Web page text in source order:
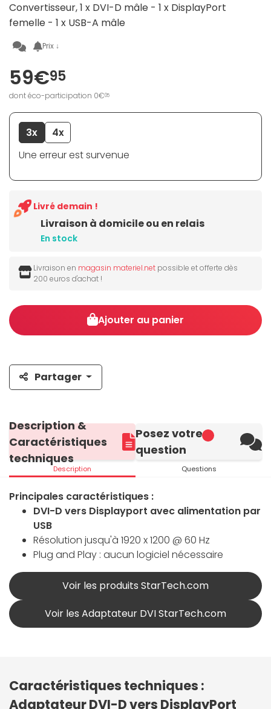
Convertisseur, 1 x DVI-D mâle - 1 x DisplayPort
femelle - 1 x USB-A mâle
Prix ↓
59€95
dont éco-participation 0€05
3x
4x
Une erreur est survenue
Livraison à domicile ou en relais
En stock
Livré demain !
Livraison en magasin materiel.net possible et offerte dès
200 euros d'achat !
Ajouter au panier
Partager
Description &
Caractéristiques
techniques
Description
Posez votre
question
Questions
Principales caractéristiques :
DVI-D vers Displayport avec alimentation par
USB
Résolution jusqu'à 1920 x 1200 @ 60 Hz
Plug and Play : aucun logiciel nécessaire
Voir les produits StarTech.com
Voir les Adaptateur DVI StarTech.com
Caractéristiques techniques :
Adaptateur DVI-D vers DisplayPort